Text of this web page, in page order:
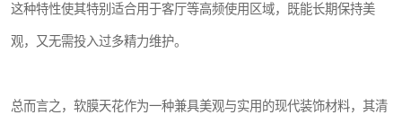
这种特性使其特别适合用于客厅等高频使用区域，既能长期保持美
观，又无需投入过多精力维护。
总而言之，软膜天花作为一种兼具美观与实用的现代装饰材料，其清